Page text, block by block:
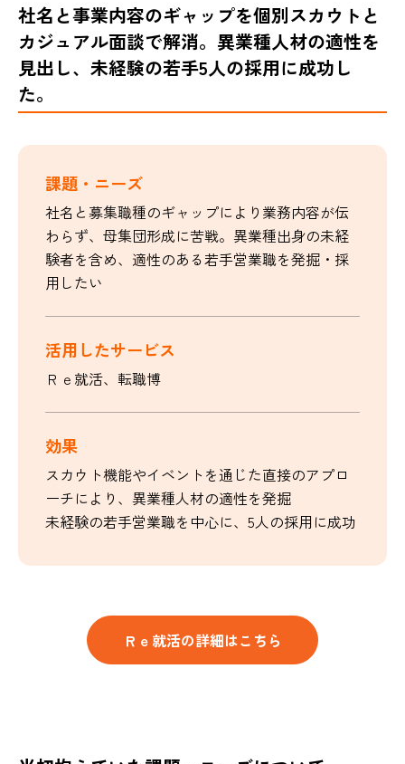
社名と事業内容のギャップを個別スカウトと
カジュアル面談で解消。異業種人材の適性を
見出し、未経験の若手5人の採用に成功し
た。
課題・ニーズ
社名と募集職種のギャップにより業務内容が伝
わらず、母集団形成に苦戦。異業種出身の未経
験者を含め、適性のある若手営業職を発掘・採
用したい
活用したサービス
Ｒｅ就活、転職博
効果
スカウト機能やイベントを通じた直接のアプロ
ーチにより、異業種人材の適性を発掘
未経験の若手営業職を中心に、5人の採用に成功
Ｒｅ就活の詳細はこちら